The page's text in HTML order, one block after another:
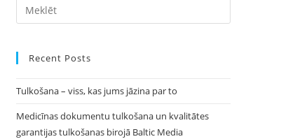
Escape
Recent Posts
Tulkošana – viss, kas jums jāzina par to
Medicīnas dokumentu tulkošana un kvalitātes
garantijas tulkošanas birojā Baltic Media